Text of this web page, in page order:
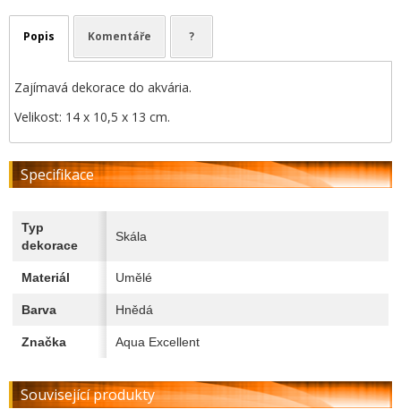
Popis Komentáře ?
Zajímavá dekorace do akvária.
Velikost: 14 x 10,5 x 13 cm.
Specifikace
Typ
dekorace
Skála
Materiál Umělé
Barva Hnědá
Značka Aqua Excellent
Související produkty